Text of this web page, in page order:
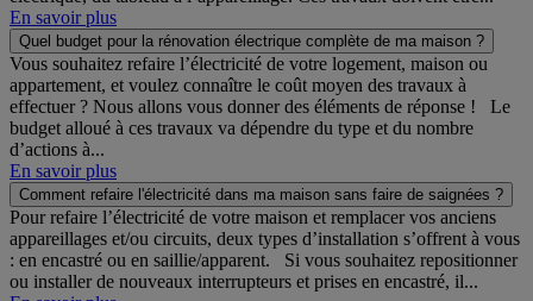
En savoir plus
Quel budget pour la rénovation électrique complète de ma maison ?
Vous souhaitez refaire l’électricité de votre logement, maison ou
appartement, et voulez connaître le coût moyen des travaux à
effectuer ? Nous allons vous donner des éléments de réponse ! Le
budget alloué à ces travaux va dépendre du type et du nombre
d’actions à...
En savoir plus
Comment refaire l'électricité dans ma maison sans faire de saignées ?
Pour refaire l’électricité de votre maison et remplacer vos anciens
appareillages et/ou circuits, deux types d’installation s’offrent à vous
: en encastré ou en saillie/apparent. Si vous souhaitez repositionner
ou installer de nouveaux interrupteurs et prises en encastré, il...